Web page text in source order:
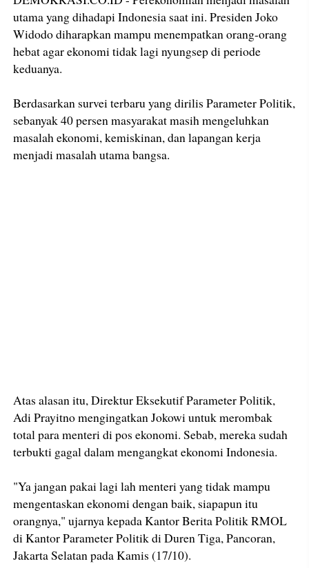
utama yang dihadapi Indonesia saat ini. Presiden Joko
Widodo diharapkan mampu menempatkan orang-orang
hebat agar ekonomi tidak lagi nyungsep di periode
keduanya.
Berdasarkan survei terbaru yang dirilis Parameter Politik,
sebanyak 40 persen masyarakat masih mengeluhkan
masalah ekonomi, kemiskinan, dan lapangan kerja
menjadi masalah utama bangsa.
Atas alasan itu, Direktur Eksekutif Parameter Politik,
Adi Prayitno mengingatkan Jokowi untuk merombak
total para menteri di pos ekonomi. Sebab, mereka sudah
terbukti gagal dalam mengangkat ekonomi Indonesia.
"Ya jangan pakai lagi lah menteri yang tidak mampu
mengentaskan ekonomi dengan baik, siapapun itu
orangnya," ujarnya kepada Kantor Berita Politik RMOL
di Kantor Parameter Politik di Duren Tiga, Pancoran,
Jakarta Selatan pada Kamis (17/10).